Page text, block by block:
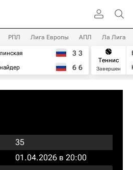
РПЛ Лига Европы АПЛ Ла Лига
3 3
6 6
Теннис
Завершен
35
01.04.2026 в 20:00